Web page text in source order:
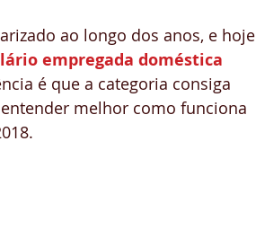
Demissão de Empregada
ao longo dos anos, e hoje
empregada doméstica
é que a categoria consiga
melhor como funciona